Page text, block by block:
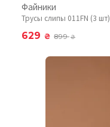
Файники
Трусы слипы 011FN (3 шт)
629 ₴ 899₴